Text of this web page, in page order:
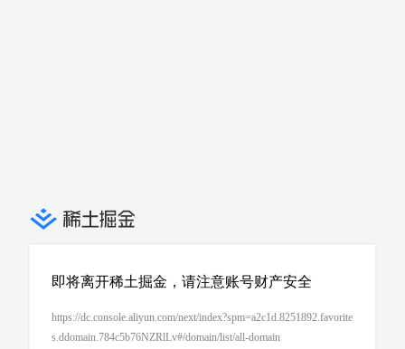
即将离开稀土掘金，请注意账号财产安全
https://dc.console.aliyun.com/next/index?spm=a2c1d.8251892.favorite
s.ddomain.784c5b76NZRlLv#/domain/list/all-domain